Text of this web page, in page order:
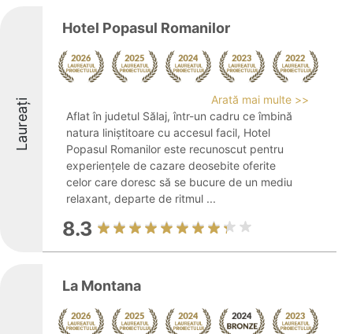
Laureați
Hotel Popasul Romanilor
Arată mai multe >>
Aflat în judetul Sălaj, într-un cadru ce îmbină
natura liniștitoare cu accesul facil, Hotel
Popasul Romanilor este recunoscut pentru
experiențele de cazare deosebite oferite
celor care doresc să se bucure de un mediu
relaxant, departe de ritmul ...
8.3
La Montana